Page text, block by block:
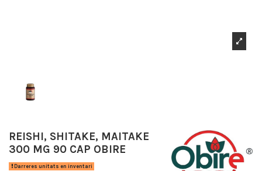
REISHI, SHITAKE, MAITAKE
300 MG 90 CAP OBIRE
Darreres unitats en inventari